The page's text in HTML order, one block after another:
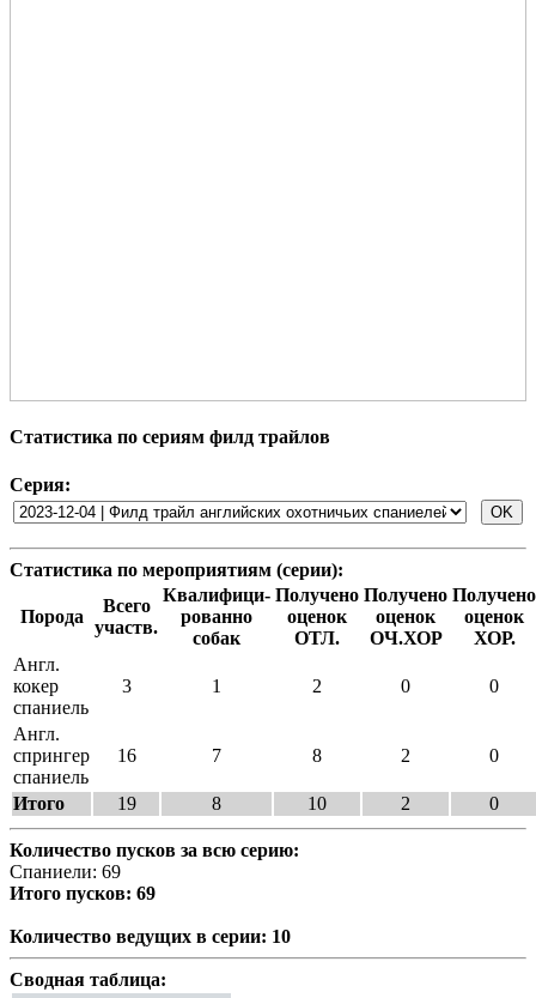
Статистика по сериям филд трайлов
Серия:
Статистика по мероприятиям (серии):
Порода
Всего
участв.
Квалифици-
рованно
собак
Получено
оценок
ОТЛ.
Получено
оценок
ОЧ.ХОР
Получено
оценок
ХОР.
Англ.
кокер
спаниель
3 1 2 0 0
Англ.
спрингер
спаниель
16 7 8 2 0
Итого 19 8 10 2 0
Количество пусков за всю серию:
Спаниели: 69
Итого пусков: 69
Количество ведущих в серии: 10
Сводная таблица: